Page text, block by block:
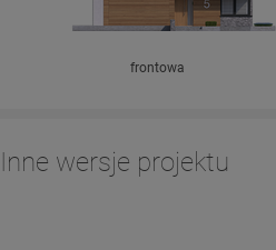
frontowa
Inne wersje projektu